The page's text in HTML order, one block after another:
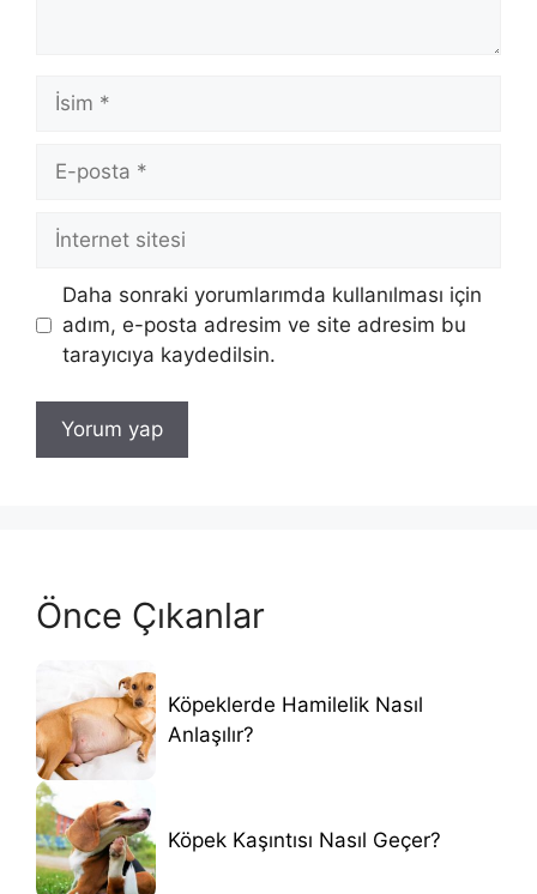
İsim
posta
İnternet
Daha sonraki yorumlarımda kullanılması için
adım, e-posta adresim ve site adresim bu
tarayıcıya kaydedilsin.
Önce Çıkanlar
Köpeklerde Hamilelik Nasıl
Anlaşılır?
Köpek Kaşıntısı Nasıl Geçer?